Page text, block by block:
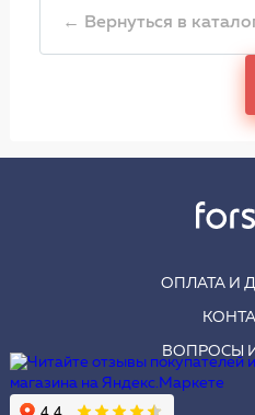
← Вернуться в
ОПЛАТА И
ВОПРОСЫ